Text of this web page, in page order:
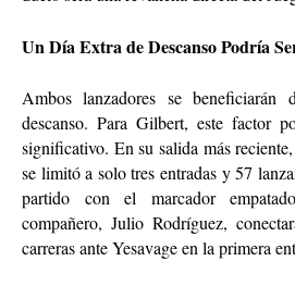
Un Día Extra de Descanso Podría
Ambos lanzadores se
descanso. Para Gilbert, este factor
significativo. En su salida más
se limitó a solo tres entradas y 57
partido con el marcador
compañero, Julio Rodríguez,
carreras ante Yesavage en la primera